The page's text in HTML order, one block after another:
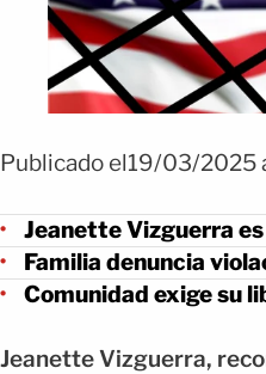
Publicado el19/03/2025
Jeanette Vizguerra
Familia denuncia
Comunidad exige su
Jeanette Vizguerra,